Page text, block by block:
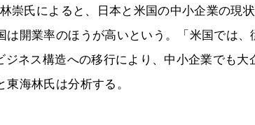
崇氏によると、日本と米国の中小企業の現状
開業率のほうが高いという。「米国では、
ネス構造への移行により、中小企業でも大
海林氏は分析する。